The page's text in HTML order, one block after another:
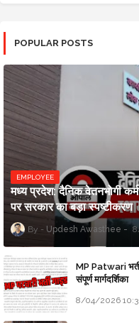
POPULAR POSTS
EMPLOYEE
मध्य प्रदेश: दैनिक वेतनभोगी
पर सरकार का बड़ा स्पष्टीकरण
Updesh Awasthee
MP Patwari
संपूर्ण मार्गदर्शिका
8/04/2026